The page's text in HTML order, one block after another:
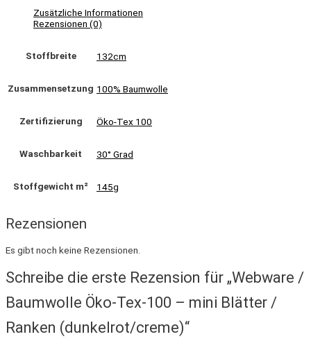
Zusätzliche Informationen
Rezensionen (0)
Stoffbreite 132cm
Zusammensetzung 100% Baumwolle
Zertifizierung Öko-Tex 100
Waschbarkeit 30° Grad
Stoffgewicht m² 145g
Rezensionen
Es gibt noch keine Rezensionen.
Schreibe die erste Rezension für „Webware /
Baumwolle Öko-Tex-100 – mini Blätter /
Ranken (dunkelrot/creme)“